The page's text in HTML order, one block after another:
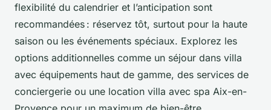
flexibilité du calendrier et l’anticipation sont
recommandées : réservez tôt, surtout pour la haute
saison ou les événements spéciaux. Explorez les
options additionnelles comme un séjour dans villa
avec équipements haut de gamme, des services de
conciergerie ou une location villa avec spa Aix-en-